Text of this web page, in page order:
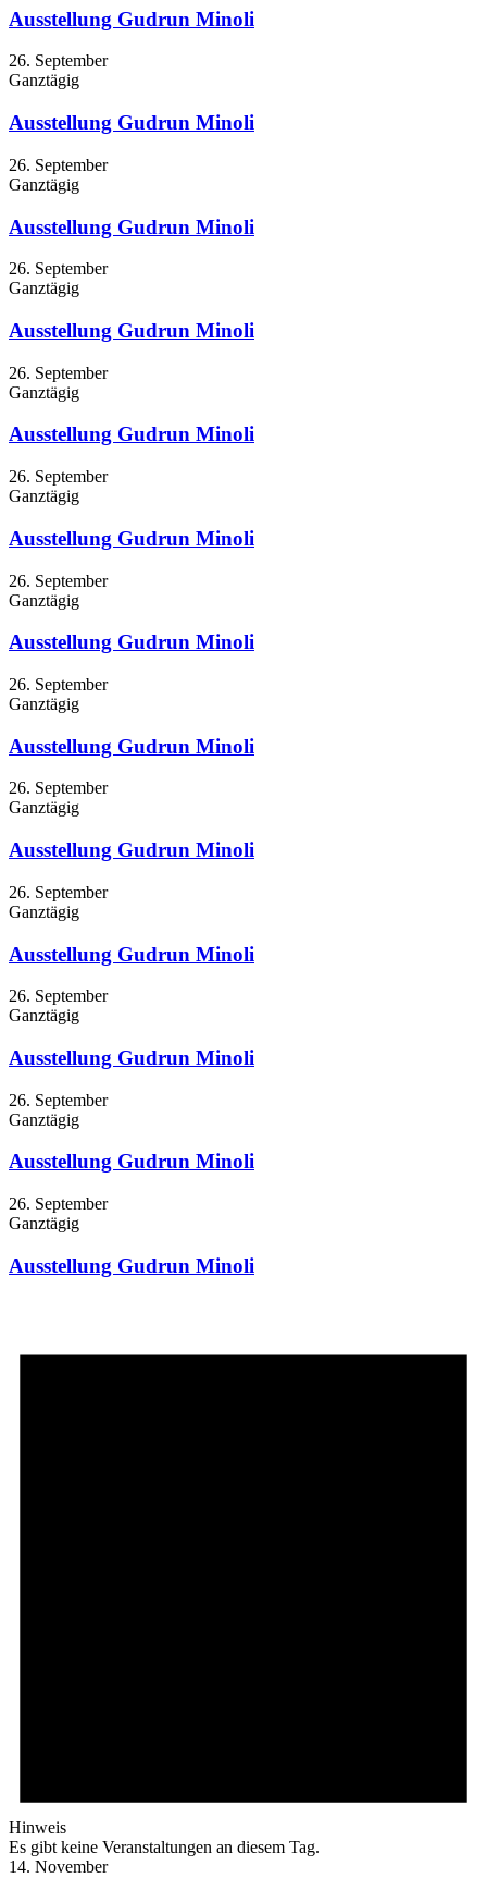
Ausstellung Gudrun Minoli
26. September
Ganztägig
Ausstellung Gudrun Minoli
26. September
Ganztägig
Ausstellung Gudrun Minoli
26. September
Ganztägig
Ausstellung Gudrun Minoli
26. September
Ganztägig
Ausstellung Gudrun Minoli
26. September
Ganztägig
Ausstellung Gudrun Minoli
26. September
Ganztägig
Ausstellung Gudrun Minoli
26. September
Ganztägig
Ausstellung Gudrun Minoli
26. September
Ganztägig
Ausstellung Gudrun Minoli
26. September
Ganztägig
Ausstellung Gudrun Minoli
26. September
Ganztägig
Ausstellung Gudrun Minoli
26. September
Ganztägig
Ausstellung Gudrun Minoli
26. September
Ganztägig
Ausstellung Gudrun Minoli
Hinweis
Es gibt keine Veranstaltungen an diesem Tag.
14. November